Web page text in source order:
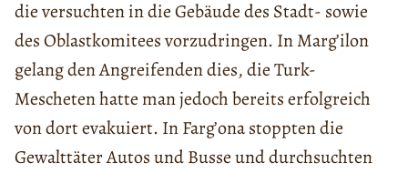
die versuchten in die Gebäude des Stadt- sowie
des Oblastkomitees vorzudringen. In Marg’ilon
gelang den Angreifenden dies, die Turk-
Mescheten hatte man jedoch bereits erfolgreich
von dort evakuiert. In Farg’ona stoppten die
Gewalttäter Autos und Busse und durchsuchten